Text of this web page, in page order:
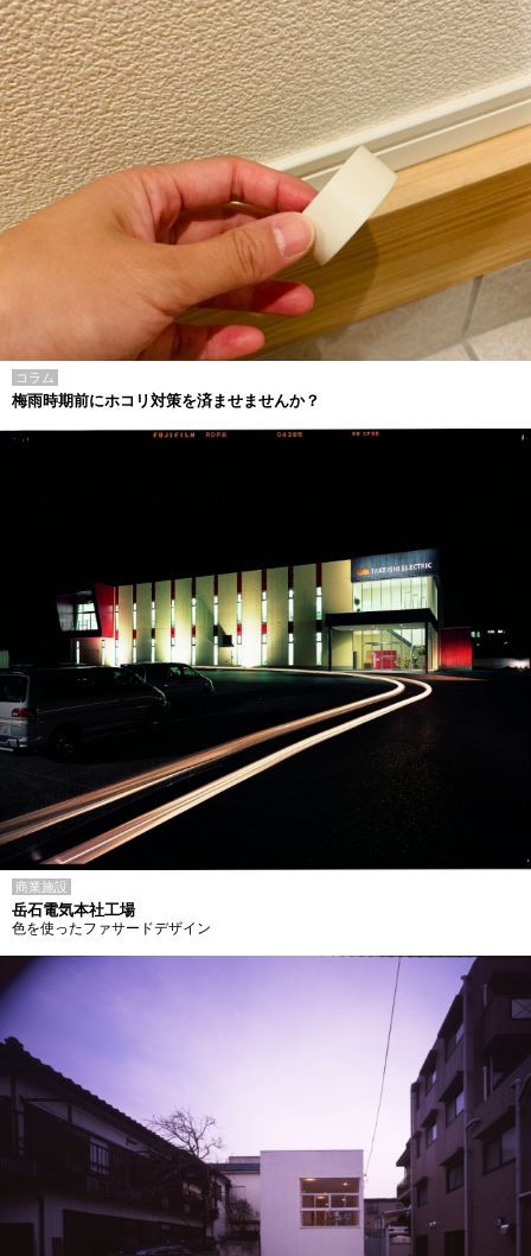
コラム
梅雨時期前にホコリ対策を済ませませんか？
商業施設
岳石電気本社工場
色を使ったファサードデザイン